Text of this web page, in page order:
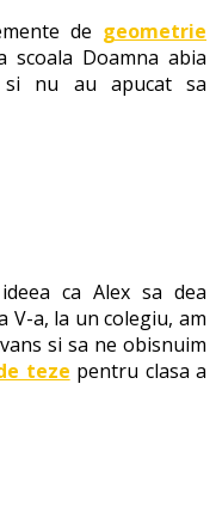
de geometrie
scoala Doamna abia
si nu au apucat sa
ca Alex sa dea
V-a, la un colegiu, am
si sa ne obisnuim
teze pentru clasa a